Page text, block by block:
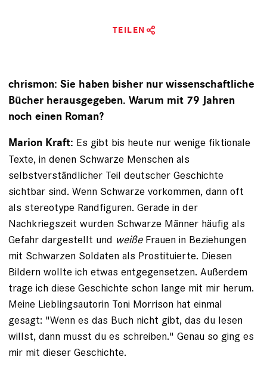
TEILEN
chrismon: Sie haben bisher nur wissenschaftliche
Bücher herausgegeben. Warum mit 79 Jahren
noch einen Roman?
Marion Kraft: Es gibt bis heute nur wenige fiktionale
Texte, in denen Schwarze Menschen als
selbstverständlicher Teil deutscher Geschichte
sichtbar sind. Wenn Schwarze vorkommen, dann oft
als stereotype Randfiguren. Gerade in der
Nachkriegszeit wurden Schwarze Männer häufig als
Gefahr dargestellt und weißeFrauen in Beziehungen
mit Schwarzen Soldaten als Prostituierte. Diesen
Bildern wollte ich etwas entgegensetzen. Außerdem
trage ich diese Geschichte schon lange mit mir herum.
Meine Lieblingsautorin Toni Morrison hat einmal
gesagt: "Wenn es das Buch nicht gibt, das du lesen
willst, dann musst du es schreiben." Genau so ging es
mir mit dieser Geschichte.